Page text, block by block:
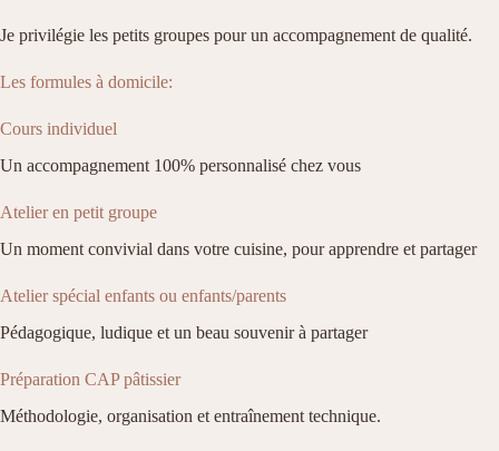
Je privilégie les petits groupes pour un accompagnement de qualité.
Les formules à domicile:
Cours individuel
Un accompagnement 100% personnalisé chez vous
Atelier en petit groupe
Un moment convivial dans votre cuisine, pour apprendre et partager
Atelier spécial enfants ou enfants/parents
Pédagogique, ludique et un beau souvenir à partager
Préparation CAP pâtissier
Méthodologie, organisation et entraînement technique.